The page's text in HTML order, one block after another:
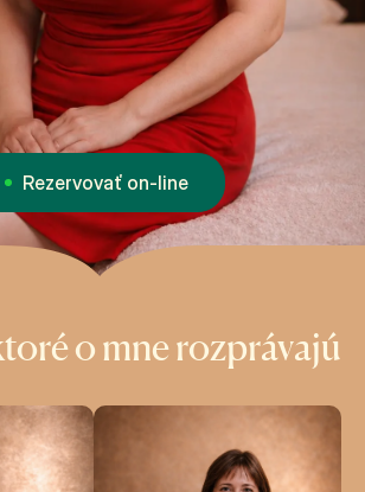
Rezervovať on-line
o mne rozprávajú